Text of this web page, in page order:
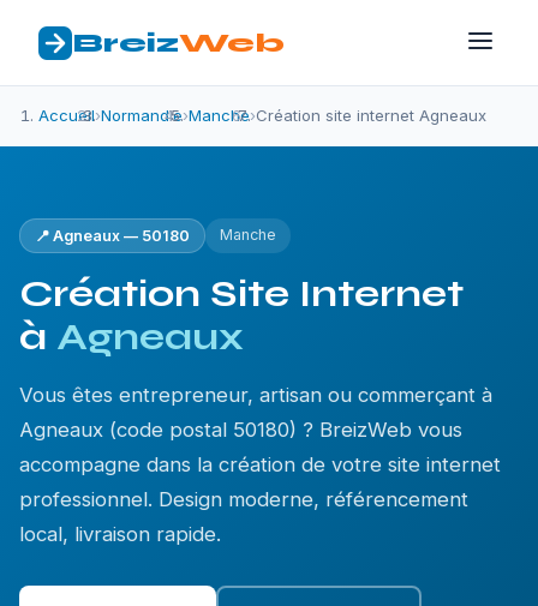
BreizWeb
Accueil›Normandie›Manche›Création site internet Agneaux
📍 Agneaux — 50180 Manche
Création Site Internet
à Agneaux
Vous êtes entrepreneur, artisan ou commerçant à
Agneaux (code postal 50180) ? BreizWeb vous
accompagne dans la création de votre site internet
professionnel. Design moderne, référencement
local, livraison rapide.